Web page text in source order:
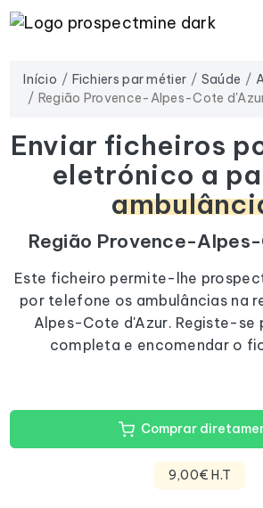
Início Fichiers par métier Saúde
Região Provence-Alpes-Cote
Enviar ficheiros
eletrónico a
Região Provence-
Este ficheiro permite-lhe
por telefone os ambulâncias na
Alpes-Cote d'Azur. Registe-se
completa e encomendar o
Comprar
9,00€ H.T